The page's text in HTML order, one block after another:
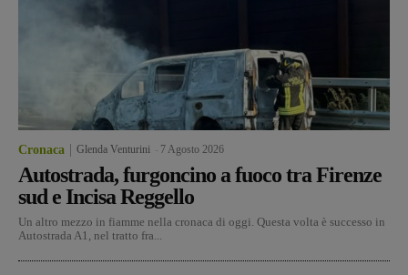
Cronaca Glenda Venturini 7 Agosto 2026
Autostrada, furgoncino a fuoco tra Firenze
sud e Incisa Reggello
Un altro mezzo in fiamme nella cronaca di oggi. Questa volta è successo in
Autostrada A1, nel tratto fra...